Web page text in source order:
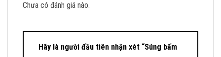
Chưa có đánh giá nào.
Hãy là người đầu tiên nhận xét “Súng bấm